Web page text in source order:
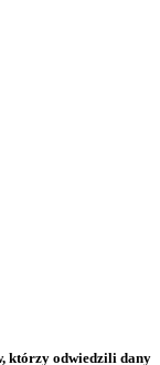
którzy odwiedzili dany